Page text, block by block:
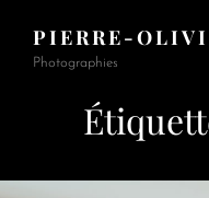
PIERRE-
Photographies